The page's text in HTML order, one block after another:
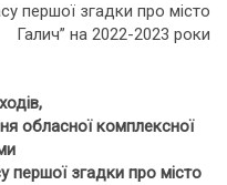
першої згадки про місто
Галич” на 2022-2023 роки
обласної комплексної
першої згадки про місто